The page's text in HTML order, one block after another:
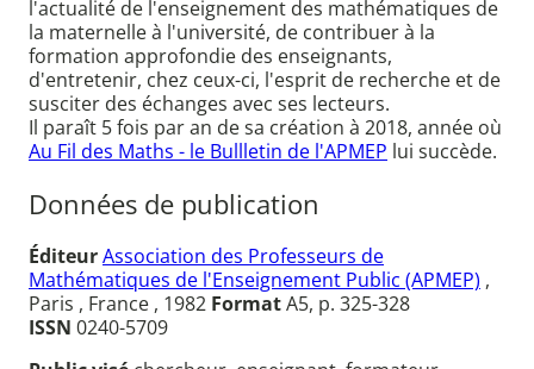
l'actualité de l'enseignement des mathématiques de
la maternelle à l'université, de contribuer à la
formation approfondie des enseignants,
d'entretenir, chez ceux-ci, l'esprit de recherche et de
susciter des échanges avec ses lecteurs.
Il paraît 5 fois par an de sa création à 2018, année où
Au Fil des Maths - le Bullletin de l'APMEP lui succède.
Données de publication
ÉditeurAssociation des Professeurs de
Mathématiques de l'Enseignement Public (APMEP) ,
Paris , France , 1982 FormatA5, p. 325-328
ISSN 0240-5709